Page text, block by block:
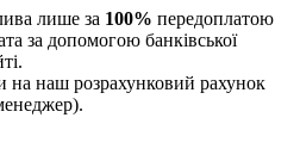
лише за 100% передоплатою
за допомогою банківської
на наш розрахунковий рахунок